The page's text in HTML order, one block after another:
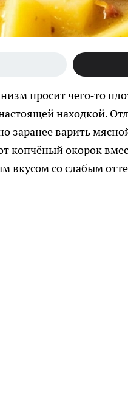
просит чего‑то
находкой.
заранее варить
копчёный окорок
вкусом со слабым